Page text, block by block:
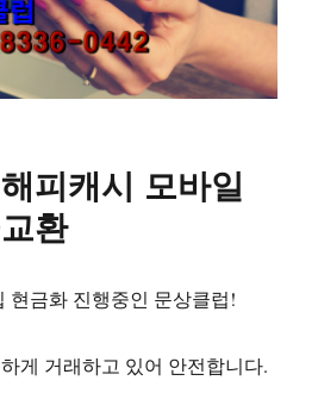
피캐시 모바일
환
현금화 진행중인 문상클럽!
게 거래하고 있어 안전합니다.